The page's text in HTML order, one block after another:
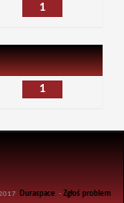
1
1
Duraspace -Zgłoś problem